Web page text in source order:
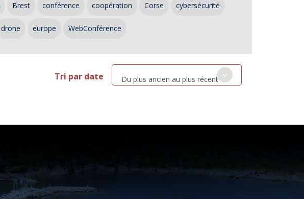
Brest conférence coopération Corse cybersécurité
drone europe WebConférence
Tri par date Du plus ancien au plus récent